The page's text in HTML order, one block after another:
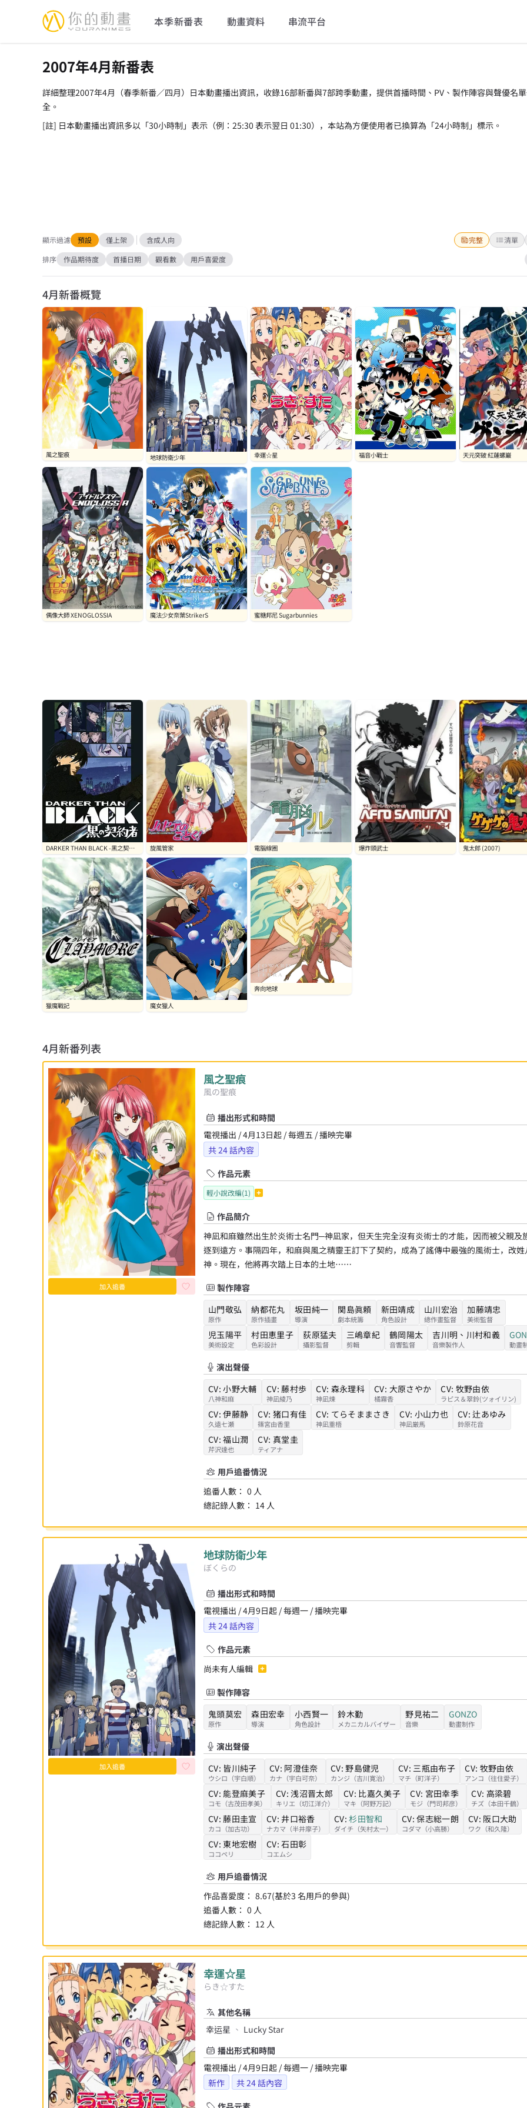
YourAnimes 你的動畫 本季新番表 動畫資料 串流平台
2007年4月新番表
詳細整理2007年4月（春季新番／四月）日本動畫播出資訊，收錄16部新番與7部跨季動畫，提供首播時間、PV、製作陣容與聲優名
全。
[註] 日本動畫播出資訊多以「30小時制」表示（例：25:30 表示翌日 01:30），本站為方便使用者已換算為「24小時制」標示。
顯示過濾 預設 僅上架 含成人向 完整 清單
排序
作品期待度 首播日期 觀看數 用戶喜愛度
4月新番概覽
風之聖痕 地球防衛少年 幸運☆星 福音小戰士 天元突破 紅蓮螺巖
偶像大師 XENOGLOSSIA 魔法少女奈葉StrikerS 蜜糖邦尼 Sugarbunnies
DARKER THAN BLACK -黑之契約
者-
旋風管家 電腦線圈 爆炸頭武士 鬼太郎 (2007)
獵魔戰記 魔女獵人
奔向地球
4月新番列表
加入追番
風之聖痕
風の聖痕
播出形式和時間
電視播出 / 4月13日起 / 每週五 / 播映完畢
共24話內容
作品元素
輕小說改編(1)
作品簡介
神凪和麻雖然出生於炎術士名門─神凪家，但天生完全沒有炎術士的才能，因而被父親及
逐到遠方。事隔四年，和麻與風之精靈王訂下了契約，成為了謠傳中最強的風術士，改姓
神。現在，他將再次踏上日本的土地……
製作陣容
山門敬弘
原作
納都花丸
原作插畫
坂田純一
導演
関島眞頼
劇本統籌
新田靖成
角色設計
山川宏治
總作畫監督
加藤靖忠
美術監督
児玉陽平
美術設定
村田恵里子
色彩設計
荻原猛夫
攝影監督
三嶋章紀
剪輯
鶴岡陽太
音響監督
吉川明 、 川村和義
音樂製作人 動畫
演出聲優
CV: 小野大輔
八神和麻
CV: 藤村歩
神凪綾乃
CV: 森永理科
神凪煉
CV: 大原さやか
橘霧香
CV: 牧野由依
ラピス＆翠鈴(ツォイリン)
CV: 伊藤静
久遠七瀬
CV: 猪口有佳
篠宮由香里
CV: てらそままさき
神凪重梧
CV: 小山力也
神凪厳馬
CV: 辻あゆみ
鈴原花音
CV: 福山潤
芹沢達也
CV: 真堂圭
ティアナ
用戶追番情況
追番人數： 0 人
總記錄人數： 14 人
加入追番
地球防衛少年
ぼくらの
播出形式和時間
電視播出 / 4月9日起 / 每週一 / 播映完畢
共24話內容
作品元素
尚未有人編輯
製作陣容
鬼頭莫宏
原作
森田宏幸
導演
小西賢一
角色設計
鈴木勤
メカニカルバイザー
野見祐二
音樂
GONZO
動畫制作
演出聲優
CV: 皆川純子
ウシロ（宇白順）
CV: 阿澄佳奈
カナ（宇白可奈）
CV: 野島健児
カンジ（吉川寛治）
CV: 三瓶由布子
マチ（町洋子）
CV: 牧野由依
アンコ（往住愛子）
CV: 能登麻美子
コモ（古茂田孝美）
CV: 浅沼晋太郎
キリエ（切江洋介）
CV: 比嘉久美子
マキ（阿野万記）
CV: 宮田幸季
モジ（門司邦彦）
CV: 高梁碧
チズ（本田千鶴）
CV: 藤田圭宣
カコ（加古功）
CV: 井口裕香
ナカマ（半井摩子）
CV: 杉田智和
ダイチ（矢村太一）
CV: 保志総一朗
コダマ（小高勝）
CV: 阪口大助
ワク（和久隆）
CV: 東地宏樹
ココペリ
CV: 石田彰
コエムシ
用戶追番情況
作品喜愛度： 8.67(基於3 名用戶的參與)
追番人數： 0 人
總記錄人數： 12 人
幸運☆星
らき☆すた
其他名稱
幸运星
Lucky Star
播出形式和時間
電視播出 / 4月9日起 / 每週一 / 播映完畢
新作
共24話內容